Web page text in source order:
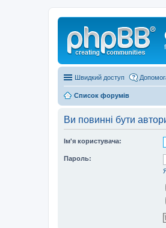
Швидкий доступ
Список форумів
Ви повинні бути
Ім'я користувача:
Пароль: